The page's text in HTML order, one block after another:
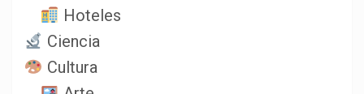
Hoteles
Ciencia
Cultura